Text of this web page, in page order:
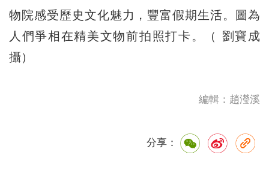
物院感受歷史文化魅力，豐富假期生活。圖為
人們爭相在精美文物前拍照打卡。（ 劉寶成
攝）
編輯：趙瀅溪
分享：